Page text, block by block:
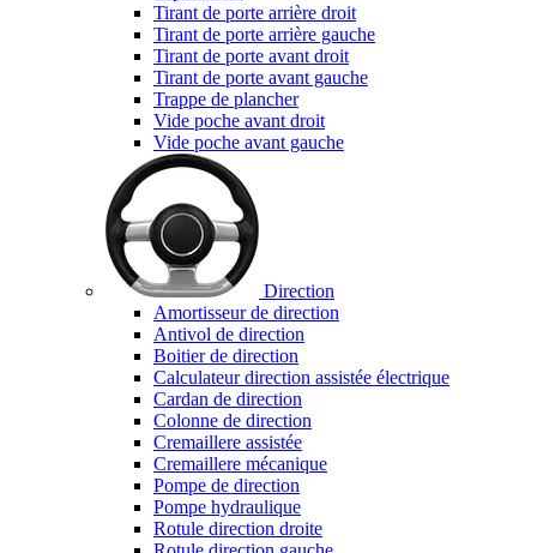
Tirant de porte arrière droit
Tirant de porte arrière gauche
Tirant de porte avant droit
Tirant de porte avant gauche
Trappe de plancher
Vide poche avant droit
Vide poche avant gauche
Direction
Amortisseur de direction
Antivol de direction
Boitier de direction
Calculateur direction assistée électrique
Cardan de direction
Colonne de direction
Cremaillere assistée
Cremaillere mécanique
Pompe de direction
Pompe hydraulique
Rotule direction droite